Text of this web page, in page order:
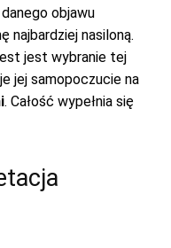
objawu
najbardziej nasiloną.
jest wybranie tej
jej samopoczucie na
. Całość wypełnia się